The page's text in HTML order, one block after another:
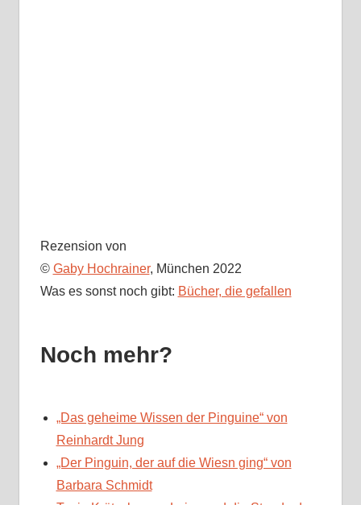
Rezension von
© Gaby Hochrainer, München 2022
Was es sonst noch gibt: Bücher, die gefallen
Noch mehr?
„Das geheime Wissen der Pinguine“ von
Reinhardt Jung
„Der Pinguin, der auf die Wiesn ging“ von
Barbara Schmidt